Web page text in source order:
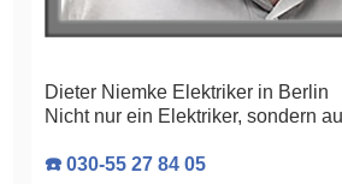
Dieter Niemke Elektriker in Berlin
Nicht nur ein Elektriker, sondern
☎️ 030-55 27 84 05